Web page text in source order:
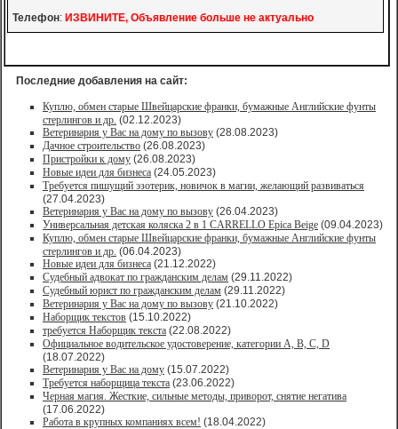
Телефон: ИЗВИНИТЕ, Объявление больше не актуально
Последние добавления на сайт:
Куплю, обмен старые Швейцарские франки, бумажные Английские фунты
стерлингов и др. (02.12.2023)
Ветеринария у Вас на дому по вызову (28.08.2023)
Дачное строительство (26.08.2023)
Пристройки к дому (26.08.2023)
Новые идеи для бизнеса (24.05.2023)
Требуется пишущий эзотерик, новичок в магии, желающий развиваться
(27.04.2023)
Ветеринария у Вас на дому по вызову (26.04.2023)
Универсальная детская коляска 2 в 1 CARRELLO Epica Beige (09.04.2023)
Куплю, обмен старые Швейцарские франки, бумажные Английские фунты
стерлингов и др. (06.04.2023)
Новые идеи для бизнеса (21.12.2022)
Судебный адвокат по гражданским делам (29.11.2022)
Судебный юрист по гражданским делам (29.11.2022)
Ветеринария у Вас на дому по вызову (21.10.2022)
Наборщик текстов (15.10.2022)
требуется Наборщик текста (22.08.2022)
Официальное водительское удостоверение, категории A, B, C, D
(18.07.2022)
Ветеринария у Вас на дому (15.07.2022)
Требуется наборщица текста (23.06.2022)
Черная магия. Жесткие, сильные методы, приворот, снятие негатива
(17.06.2022)
Работа в крупных компаниях всем! (18.04.2022)